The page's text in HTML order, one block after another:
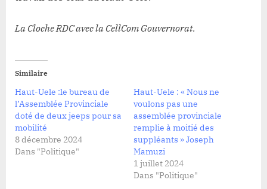
La Cloche RDC avec la CellCom Gouvernorat.
Similaire
Haut-Uele :le bureau de
l’Assemblée Provinciale
doté de deux jeeps pour sa
mobilité
8 décembre 2024
Dans "Politique"
Haut-Uele : « Nous ne
voulons pas une
assemblée provinciale
remplie à moitié des
suppléants » Joseph
Mamuzi
1 juillet 2024
Dans "Politique"